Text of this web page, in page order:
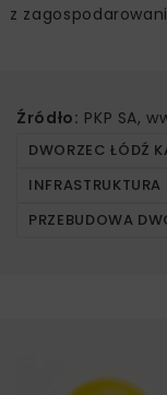
z
Źródło: PKP SA,
DWORZEC ŁÓDŹ
PRZEBUDOWA